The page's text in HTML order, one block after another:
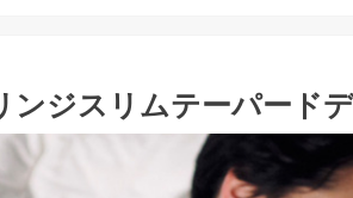
ンジスリムテーパード